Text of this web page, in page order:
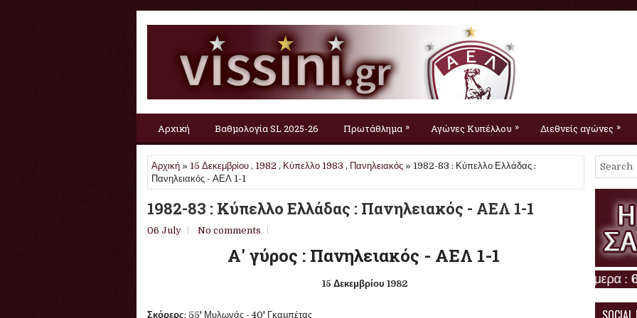
Αρχική Βαθμολογία SL 2025-26 Πρωτάθλημα » Αγώνες Κυπέλλου » Διεθνείς αγώνες »
Αρχική » 15 Δεκεμβρίου , 1982 , Κύπελλο 1983 , Πανηλειακός » 1982-83 : Κύπελλο Ελλάδας :
Πανηλειακός - ΑΕΛ 1-1
1982-83 : Κύπελλο Ελλάδας : Πανηλειακός - ΑΕΛ 1-1
06 July No comments
Α' γύρος : Πανηλειακός - ΑΕΛ 1-1
15 Δεκεμβρίου 1982
Σκόρερς: 55' Μυλωνάς - 40' Γκαμπέτας